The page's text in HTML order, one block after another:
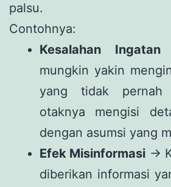
palsu.
Contohnya:
Kesalahan Ingatan
mungkin yakin
yang tidak pernah
otaknya mengisi
dengan asumsi yang
Efek Misinformasi →
diberikan informasi